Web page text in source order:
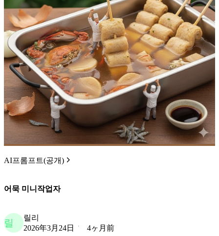
AI프롬프트(공개)
어묵 미니작업자
릴
릴리
2026年3月24日
4ヶ月前